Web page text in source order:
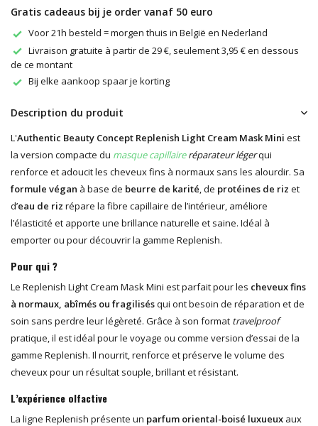
Gratis cadeaus bij je order vanaf 50 euro
Voor 21h besteld = morgen thuis in België en Nederland
Livraison gratuite à partir de 29 €, seulement 3,95 € en dessous
de ce montant
Bij elke aankoop spaar je korting
Description du produit
L'Authentic Beauty Concept Replenish Light Cream Mask Mini est
la version compacte du masque capillaireréparateur légerqui
renforce et adoucit les cheveux fins à normaux sans les alourdir. Sa
formule végan à base de beurre de karité , de protéines de riz et
d’eau de riz répare la fibre capillaire de l’intérieur, améliore
l’élasticité et apporte une brillance naturelle et saine. Idéal à
emporter ou pour découvrir la gamme Replenish.
Pour qui ?
Le Replenish Light Cream Mask Mini est parfait pour les cheveux fins
à normaux, abîmés ou fragilisésqui ont besoin de réparation et de
soin sans perdre leur légèreté. Grâce à son format travelproof
pratique, il est idéal pour le voyage ou comme version d’essai de la
gamme Replenish. Il nourrit, renforce et préserve le volume des
cheveux pour un résultat souple, brillant et résistant.
L’expérience olfactive
La ligne Replenish présente un parfum oriental-boisé luxueux aux